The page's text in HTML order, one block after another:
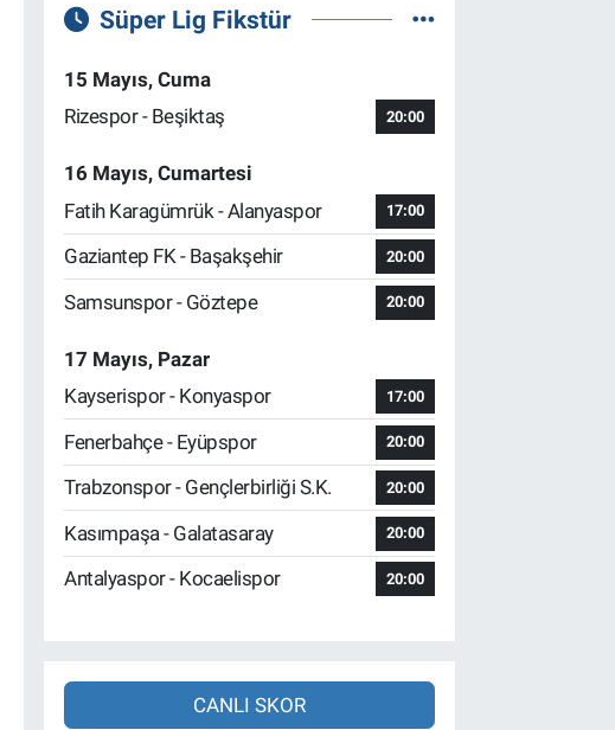
Süper Lig Fikstür
15 Mayıs, Cuma
Rizespor - Beşiktaş
20:00
16 Mayıs, Cumartesi
Fatih Karagümrük - Alanyaspor
17:00
Gaziantep FK - Başakşehir 20:00
Samsunspor - Göztepe 20:00
17 Mayıs, Pazar
Kayserispor - Konyaspor
17:00
Fenerbahçe - Eyüpspor 20:00
Trabzonspor - Gençlerbirliği S.K. 20:00
Kasımpaşa - Galatasaray 20:00
Antalyaspor - Kocaelispor 20:00
CANLI SKOR